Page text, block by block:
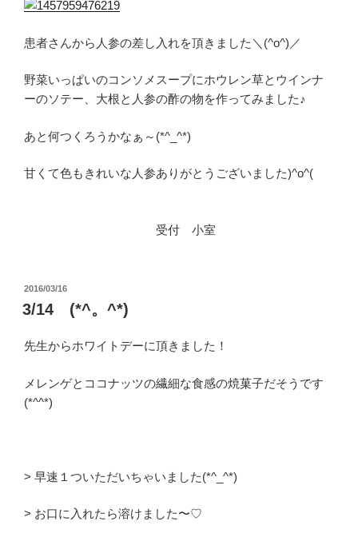
患者さんから人参の差し入れを頂きました＼(^o^)／
野菜いっぱいのコンソメスープにホウレン草とウインナ
ーのソテー、大根と人参の酢の物を作ってみました♪
あと何つくろうかなぁ～(*^_^*)
甘くて色もきれいな人参ありがとうございました)^o^(
受付 小室
投
稿
日:
2016/03/16
3/14 (*^。^*)
先生からホワイトデーに頂きました！
メレンゲとココナッツの繊細な食感の焼菓子だそうです
(*^^*)
> 早速１ついただいちゃいました(*^_^*)
> お口に入れたら溶けました〜♡